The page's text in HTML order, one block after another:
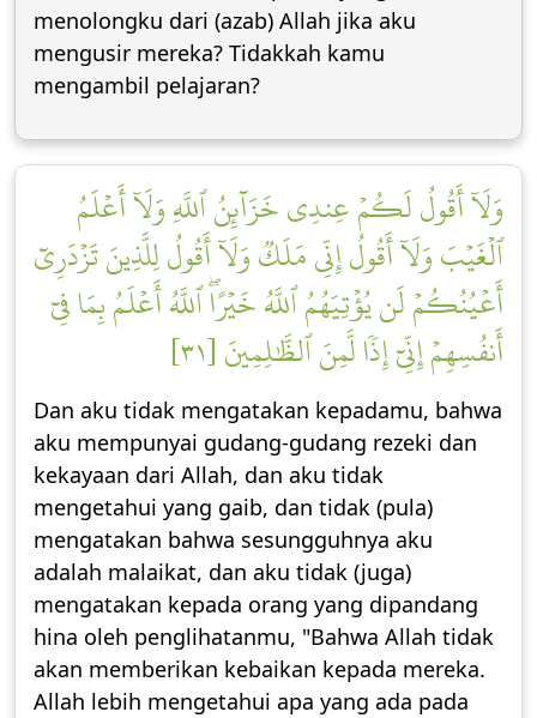
menolongku dari (azab) Allah jika aku
mengusir mereka? Tidakkah kamu
mengambil pelajaran?
وَلَآ أَقُولُ لَكُمۡ عِندِي خَزَآئِنُ ٱللَّهِ وَلَآ أَعۡلَمُ
ٱلۡغَيۡبَ وَلَآ أَقُولُ إِنِّي مَلَكٞ وَلَآ أَقُولُ لِلَّذِينَ تَزۡدَرِيٓ
أَعۡيُنُكُمۡ لَن يُؤۡتِيَهُمُ ٱللَّهُ خَيۡرًاۖ ٱللَّهُ أَعۡلَمُ بِمَا فِيٓ
أَنفُسِهِمۡ إِنِّيٓ إِذٗا لَّمِنَ ٱلظَّٰلِمِينَ [٣١]
Dan aku tidak mengatakan kepadamu, bahwa
aku mempunyai gudang-gudang rezeki dan
kekayaan dari Allah, dan aku tidak
mengetahui yang gaib, dan tidak (pula)
mengatakan bahwa sesungguhnya aku
adalah malaikat, dan aku tidak (juga)
mengatakan kepada orang yang dipandang
hina oleh penglihatanmu, "Bahwa Allah tidak
akan memberikan kebaikan kepada mereka.
Allah lebih mengetahui apa yang ada pada